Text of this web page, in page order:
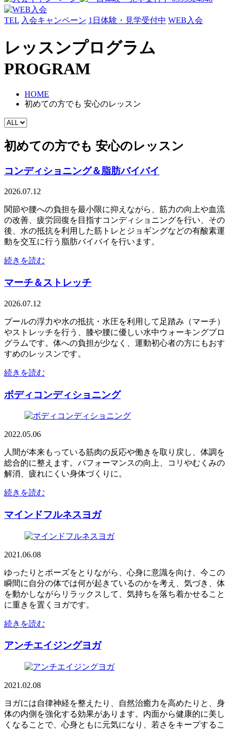
TEL 入会キャンペーン 1日体験・見学受付中 WEB入会
レッスンプログラム
PROGRAM
HOME
初めての方でも 安心のレッスン
初めての方でも 安心のレッスン
コンディショニング＆脂肪バイバイ
2026.07.12
関節や腰への負担を最小限に抑えながら、筋力の向上や血流
の改善、疲労回復を目指すコンディショニングを行い、その
後、水の抵抗を利用した筋トレとジョギングなどの有酸素運
動を交互に行う脂肪バイバイを行います。
続きを読む
マーチ＆ストレッチ
2026.07.12
プールの浮力や水の抵抗・水圧を利用して足踏み（マーチ）
やストレッチを行う、膝や腰に優しい水中ウォーキングプロ
グラムです。体への負担が少なく、運動初心者の方にもおす
すめのレッスンです。
続きを読む
ボディコンディショニング
2022.05.06
人間が本来もっている筋肉の反応や働きを取り戻し、体調を
総合的に整えます。パフォーマンスの向上、コリやむくみの
解消、疲れにくい身体づくりに。
続きを読む
マインドフルネスヨガ
2021.06.08
ゆったりとポーズをとりながら、心身に意識を向け、今この
瞬間に自分の体では何が起きているのかを考え、気づき、体
を動かしながらリラックスして、気持ちを落ち着かせること
に重きを置くヨガです。
続きを読む
アンチエイジングヨガ
2021.02.08
ヨガには自律神経を整えたり、自然治癒力を高めたりと、身
体の内側を強化する効果があります。内面から健康的に美し
くなることで、心身ともに元気になり、若さをキープするこ